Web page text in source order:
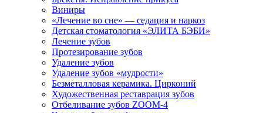
Виниры
«Лечение во сне» — седация и наркоз
Детская стоматология «ЭЛИТА БЭБИ»
Лечение зубов
Протезирование зубов
Удаление зубов
Удаление зубов «мудрости»
Безметалловая керамика. Цирконий
Художественная реставрация зубов
Отбеливание зубов ZOOM-4